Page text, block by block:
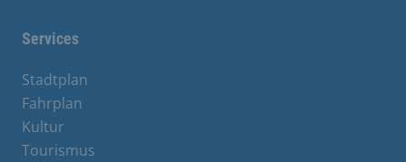
Services
Stadtplan
Fahrplan
Kultur
Tourismus